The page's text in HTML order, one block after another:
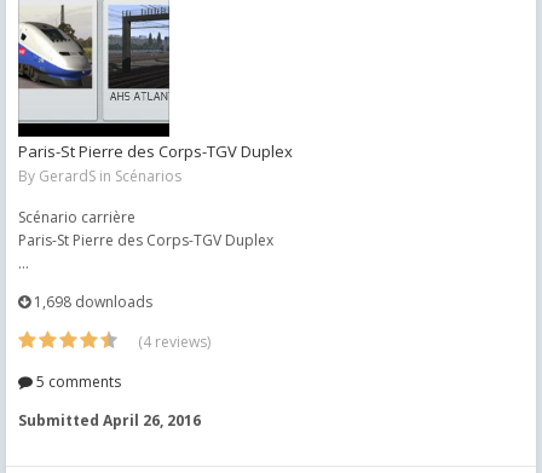
Paris-St Pierre des Corps-TGV Duplex
By GerardS in Scénarios
Scénario carrière
Paris-St Pierre des Corps-TGV Duplex
...
1,698 downloads
(4 reviews)
5 comments
Submitted April 26, 2016